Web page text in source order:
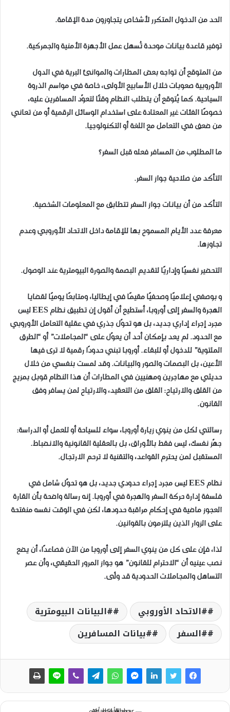
الحد من الدخول المتكرر لأشخاص يتجاوزون مدة الإقامة.
توفير قاعدة بيانات موحدة تُسهل عمل الأجهزة الأمنية والجمركية.
من المتوقع أن تواجه بعض المطارات والموانئ البرية في الدول
الأوروبية صعوبات خلال الأسابيع الأولى، خاصة في مواسم الذروة
السياحية. كما يُتوقع أن يتطلب النظام وقتًا لتعوّد المسافرين عليه،
خصوصًا الفئات غير المعتادة على استخدام الوسائل الرقمية أو من تعاني
من ضعف في التعامل مع اللغة أو التكنولوجيا.
ما المطلوب من المسافر فعله قبل السفر؟
التأكد من صلاحية جواز السفر.
التأكد من أن بيانات جواز السفر تتطابق مع المعلومات الشخصية.
معرفة عدد الأيام المسموح بها للإقامة داخل الاتحاد الأوروبي وعدم
تجاوزها.
التحضير نفسيًا وإداريًا لتقديم البصمة والصورة البيومترية عند الوصول.
و بوصفي إعلاميًا وصحفيًا مقيمًا في إيطاليا، ومتابعًا يوميًا لقضايا
الهجرة والسفر إلى أوروبا، أستطيع أن أقول إن تطبيق نظام EES ليس
مجرد إجراء إداري جديد، بل هو تحوّل جذري في عقلية التعامل الأوروبي
مع الحدود. لم يعد بإمكان أحد أن يعوّل على “المجاملات” أو “الطرق
الملتوية” للدخول أو للبقاء. أوروبا تبني حدودًا رقمية لا ترى فيها
الأعين، بل البصمات والصور والبيانات. وقد لمست بنفسي من خلال
حديثي مع مهاجرين ومهنيين في المطارات أن هذا النظام قوبل بمزيج
من القلق والارتياح: القلق من التعقيد، والارتياح لمن يسافر وفق
القانون.
رسالتي لكل من ينوي زيارة أوروبا، سواء للسياحة أو للعمل أو الدراسة:
جهّز نفسك، ليس فقط بالأوراق، بل بالعقلية القانونية والانضباط.
المستقبل لمن يحترم القواعد، والتقنية لا ترحم الارتجال.
نظام EES ليس مجرد إجراء حدودي جديد، بل هو تحوّل شامل في
فلسفة إدارة حركة السفر والهجرة في أوروبا. إنه رسالة واضحة بأن القارة
العجوز ماضية في إحكام مراقبة حدودها، لكن في الوقت نفسه منفتحة
على الزوار الذين يلتزمون بالقوانين.
لذا، فإن على كل من ينوي السفر إلى أوروبا من الآن فصاعدًا، أن يضع
نصب عينيه أن “الاحترام للقانون” هو جواز المرور الحقيقي، وأن عصر
التساهل والمجاملات الحدودية قد ولّى.
#الاتحاد الأوروبي
#البيانات البيومترية
#السفر
#بيانات المسافرين